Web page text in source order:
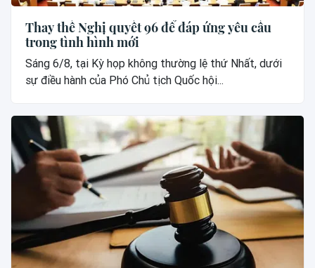
Thay thế Nghị quyết 96 để đáp ứng yêu cầu
trong tình hình mới
Sáng 6/8, tại Kỳ họp không thường lệ thứ Nhất, dưới
sự điều hành của Phó Chủ tịch Quốc hội...